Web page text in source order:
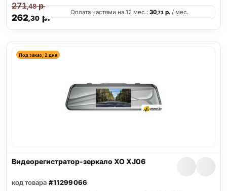
262,30р.
271,48р.
Оплата частями на 12 мес.: 30,71 р. / мес.
Под заказ, 2 дня
Видеорегистратор-зеркало XO XJ06
код товара #11299066